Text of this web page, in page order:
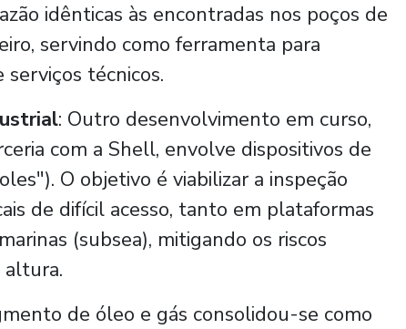
idênticas às encontradas nos poços de
servindo como ferramenta para
técnicos.
: Outro desenvolvimento em curso,
com a Shell, envolve dispositivos de
O objetivo é viabilizar a inspeção
de difícil acesso, tanto em plataformas
(subsea), mitigando os riscos
altura.
de óleo e gás consolidou-se como